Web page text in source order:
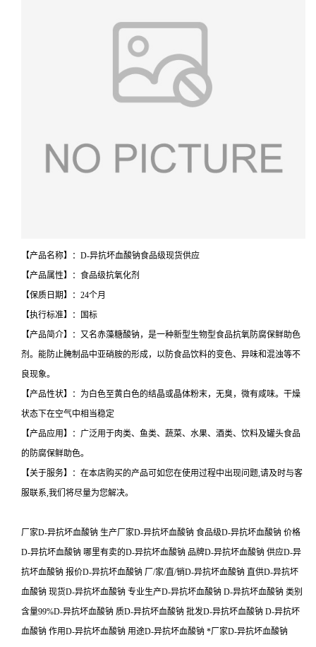
【产品名称】：D-异抗坏血酸钠食品级现货供应
【产品属性】：食品级抗氧化剂
【保质日期】：24个月
【执行标准】：国标
【产品简介】：又名赤藻糖酸钠，是一种新型生物型食品抗氧防腐保鲜助色
剂。能防止腌制品中亚硝胺的形成，以防食品饮料的变色、异味和混浊等不
良现象。
【产品性状】：为白色至黄白色的结晶或晶体粉末，无臭，微有咸味。干燥
状态下在空气中相当稳定
【产品应用】：广泛用于肉类、鱼类、蔬菜、水果、酒类、饮料及罐头食品
的防腐保鲜助色。
【关于服务】：在本店购买的产品可如您在使用过程中出现问题,请及时与客
服联系,我们将尽量为您解决。
厂家D-异抗坏血酸钠 生产厂家D-异抗坏血酸钠 食品级D-异抗坏血酸钠 价格
D-异抗坏血酸钠 哪里有卖的D-异抗坏血酸钠 品牌D-异抗坏血酸钠 供应D-异
抗坏血酸钠 报价D-异抗坏血酸钠 厂/家/直/销D-异抗坏血酸钠 直供D-异抗坏
血酸钠 现货D-异抗坏血酸钠 专业生产D-异抗坏血酸钠 D-异抗坏血酸钠 类别
含量99%D-异抗坏血酸钠 质D-异抗坏血酸钠 批发D-异抗坏血酸钠 D-异抗坏
血酸钠 作用D-异抗坏血酸钠 用途D-异抗坏血酸钠 *厂家D-异抗坏血酸钠